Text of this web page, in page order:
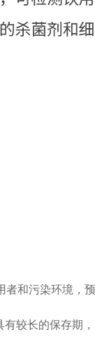
和污染环境，
较长的保存期